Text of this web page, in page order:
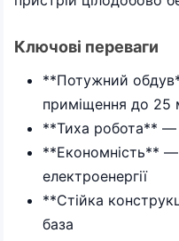
Ключові переваги
**Потужний
приміщення до 25
**Тиха робота** —
**Економність**
електроенергії
**Стійка
база